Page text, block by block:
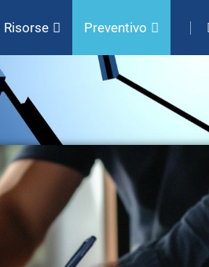
Risorse Preventivo